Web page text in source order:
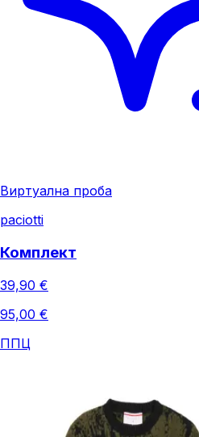
Виртуална проба
paciotti
Комплект
39,90 €
95,00 €
ППЦ